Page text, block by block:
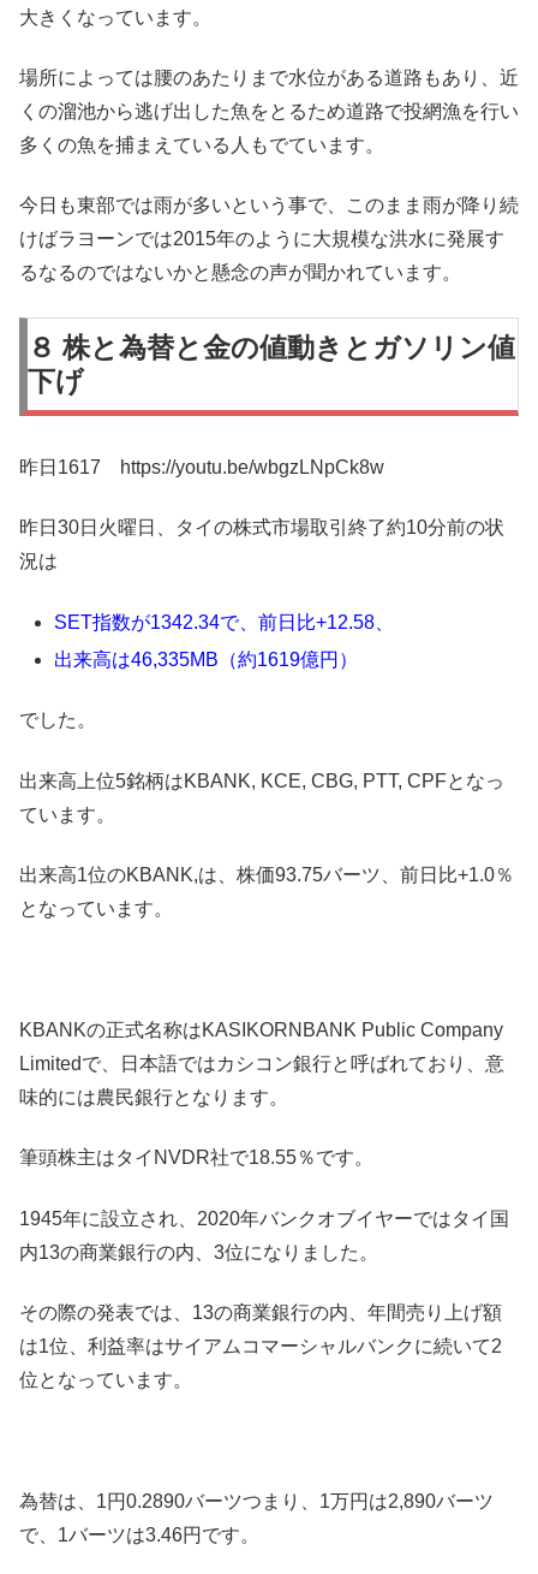
大きくなっています。
場所によっては腰のあたりまで水位がある道路もあり、近
くの溜池から逃げ出した魚をとるため道路で投網漁を行い
多くの魚を捕まえている人もでています。
今日も東部では雨が多いという事で、このまま雨が降り続
けばラヨーンでは2015年のように大規模な洪水に発展す
るなるのではないかと懸念の声が聞かれています。
８ 株と為替と金の値動きとガソリン値
下げ
昨日1617 https://youtu.be/wbgzLNpCk8w
昨日30日火曜日、タイの株式市場取引終了約10分前の状
況は
SET指数が1342.34で、前日比+12.58、
出来高は46,335MB（約1619億円）
でした。
出来高上位5銘柄はKBANK, KCE, CBG, PTT, CPFとなっ
ています。
出来高1位のKBANK,は、株価93.75バーツ、前日比+1.0％
となっています。
KBANKの正式名称はKASIKORNBANK Public Company
Limitedで、日本語ではカシコン銀行と呼ばれており、意
味的には農民銀行となります。
筆頭株主はタイNVDR社で18.55％です。
1945年に設立され、2020年バンクオブイヤーではタイ国
内13の商業銀行の内、3位になりました。
その際の発表では、13の商業銀行の内、年間売り上げ額
は1位、利益率はサイアムコマーシャルバンクに続いて2
位となっています。
為替は、1円0.2890バーツつまり、1万円は2,890バーツ
で、1バーツは3.46円です。